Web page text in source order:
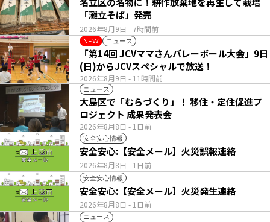
2026年8月9日 - 7時間前
「灘立そば」発売
NEW ニュース
2026年8月9日 - 11時間前
「第14回 JCVママさんバレーボール大会」9日
(日)からJCVスペシャルで放送！
ニュース
2026年8月8日 - 1日前
大島区で「むらづくり」！ 移住・定住促進プ
ロジェクト 成果発表会
安全安心情報
2026年8月8日 - 1日前
安全安心:【安全メール】火災誤報連絡
安全安心情報
2026年8月8日 - 1日前
安全安心:【安全メール】火災発生連絡
ニュース